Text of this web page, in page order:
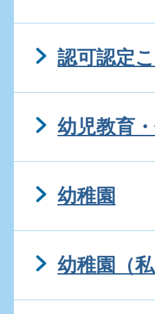
認可認定
幼児教育
幼稚園
幼稚園（私